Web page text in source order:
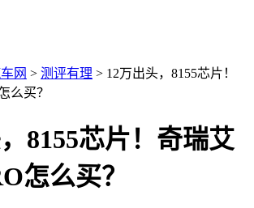
网 > 测评有理 > 12万出头，8155芯片！
么买？
8155芯片！奇瑞艾
怎么买？